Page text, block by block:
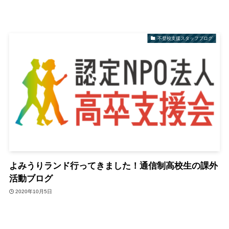
不登校支援スタッフブログ
よみうりランド行ってきました！通信制高校生の課外
活動ブログ
2020年10月5日